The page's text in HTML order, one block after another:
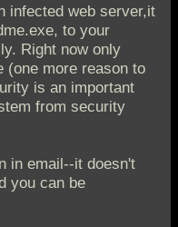
infected web server,it
to your
Right now only
(one more reason to
is an important
from security
in email--it doesn't
you can be